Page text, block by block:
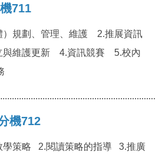
711
）規劃、管理、維護 2.推展資訊
與維護更新 4.資訊競賽 5.校內
機712
學策略 2.閱讀策略的指導 3.推廣